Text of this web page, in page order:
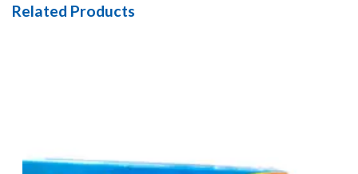
Related Products